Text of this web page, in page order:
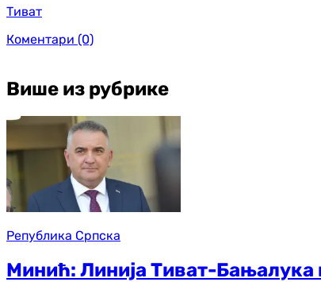
Тиват
Коментари (0)
Више из рубрике
Република Српска
Минић: Линија Тиват-Бањалука